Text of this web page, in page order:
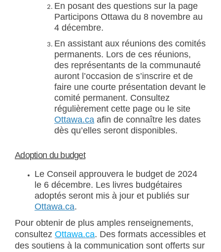
En posant des questions sur la page
Participons Ottawa du 8 novembre au
4 décembre.
En assistant aux réunions des comités
permanents. Lors de ces réunions,
des représentants de la communauté
auront l’occasion de s’inscrire et de
faire une courte présentation devant le
comité permanent. Consultez
régulièrement cette page ou le site
Ottawa.ca (Liens externes)
afin de connaître les dates
dès qu’elles seront disponibles.
Adoption du budget
Le Conseil approuvera le budget de 2024
le 6 décembre. Les livres budgétaires
adoptés seront mis à jour et publiés sur
Ottawa.ca.
Pour obtenir de plus amples renseignements,
consultez Ottawa.ca(Liens externes)
. Des formats accessibles et
des soutiens à la communication sont offerts sur